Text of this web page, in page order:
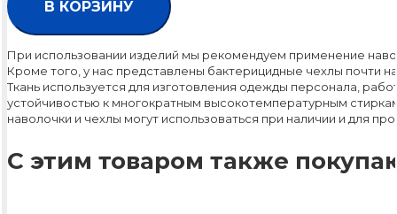
В КОРЗИНУ
При использовании изделий мы рекомендуем применение
Кроме того, у нас представлены бактерицидные чехлы почти
Ткань используется для изготовления одежды персонала,
устойчивостью к многократным высокотемпературным
наволочки и чехлы могут использоваться при наличии и для
С этим товаром также